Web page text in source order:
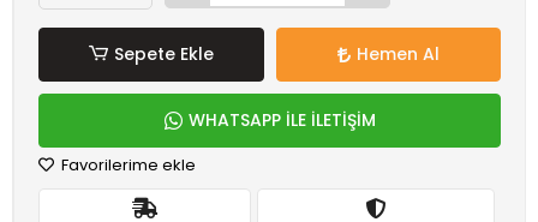
Sepete Ekle Hemen Al
WHATSAPP İLE İLETİŞİM
Favorilerime ekle